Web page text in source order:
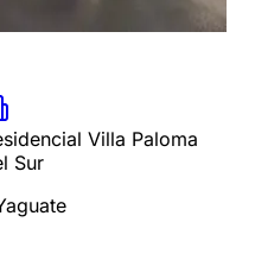
Villa Paloma
Sur